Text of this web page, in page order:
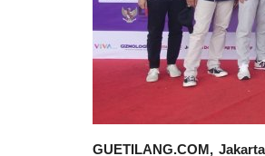
GUETILANG.COM, Jakarta